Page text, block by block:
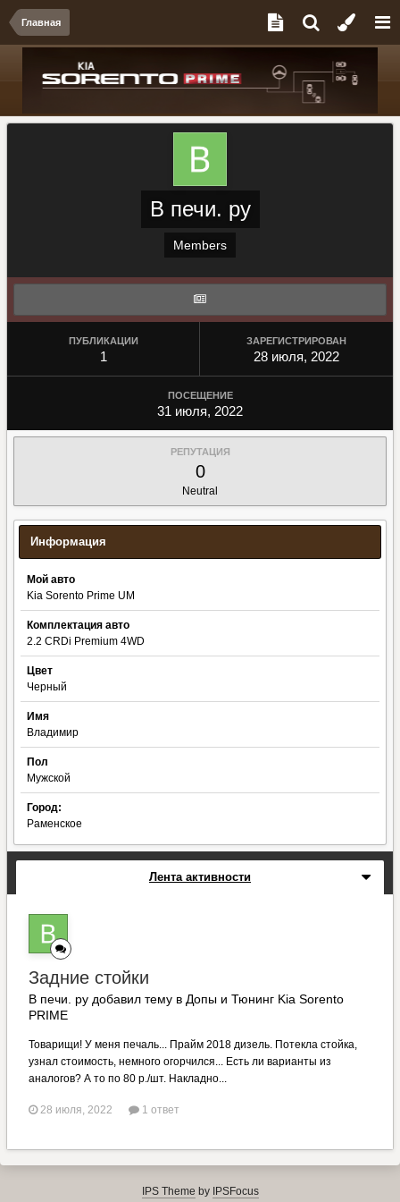
Главная
В печи. ру
Members
ПУБЛИКАЦИИ
1
ЗАРЕГИСТРИРОВАН
28 июля, 2022
ПОСЕЩЕНИЕ
31 июля, 2022
РЕПУТАЦИЯ
0
Neutral
Информация
Мой авто
Kia Sorento Prime UM
Комплектация авто
2.2 CRDi Premium 4WD
Цвет
Черный
Имя
Владимир
Пол
Мужской
Город:
Раменское
Лента активности
Задние стойки
В печи. ру добавил тему в Допы и Тюнинг Kia Sorento
PRIME
Товарищи! У меня печаль... Прайм 2018 дизель. Потекла стойка,
узнал стоимость, немного огорчился... Есть ли варианты из
аналогов? А то по 80 р./шт. Накладно...
28 июля, 2022 1 ответ
IPS Theme by IPSFocus